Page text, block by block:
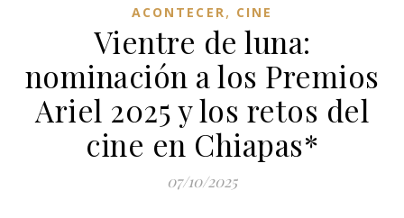
ACONTECER, CINE
Vientre de luna:
nominación a los Premios
Ariel 2025 y los retos del
cine en Chiapas*
07/10/2025